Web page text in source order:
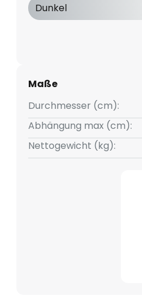
Dunkel
Maße
Durchmesser (cm):
Abhängung max (cm):
Nettogewicht (kg):